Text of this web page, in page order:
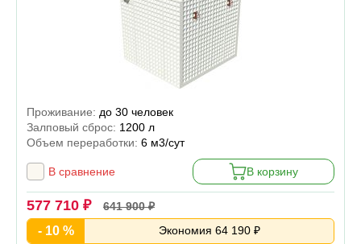
Проживание: до 30 человек
Залповый сброс: 1200 л
Объем переработки: 6 м3/сут
В сравнение В корзину
577 710 ₽ 641 900 ₽
- 10 % Экономия 64 190 ₽